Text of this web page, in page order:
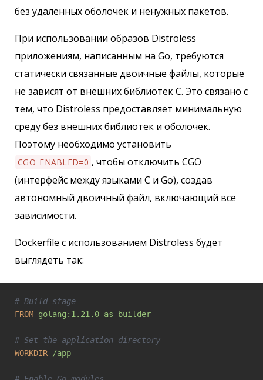
без удаленных оболочек и ненужных пакетов.
При использовании образов Distroless
приложениям, написанным на Go, требуются
статически связанные двоичные файлы, которые
не зависят от внешних библиотек C. Это связано с
тем, что Distroless предоставляет минимальную
среду без внешних библиотек и оболочек.
Поэтому необходимо установить
CGO_ENABLED=0 , чтобы отключить CGO
(интерфейс между языками C и Go), создав
автономный двоичный файл, включающий все
зависимости.
Dockerfile с использованием Distroless будет
выглядеть так:
# Build stage
FROM golang:1.21.0 as builder
# Set the application directory
WORKDIR
/app